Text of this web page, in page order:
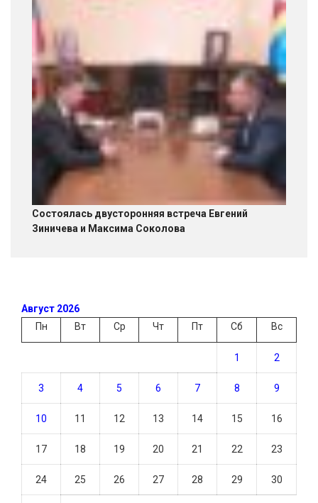
Состоялась двусторонняя встреча Евгений
Зиничева и Максима Соколова
Август 2026
Пн
Вт Ср Чт Пт Сб Вс
1 2
3 4 5 6 7 8 9
10 11 12 13 14 15 16
17 18 19 20 21 22 23
24 25 26 27 28 29 30